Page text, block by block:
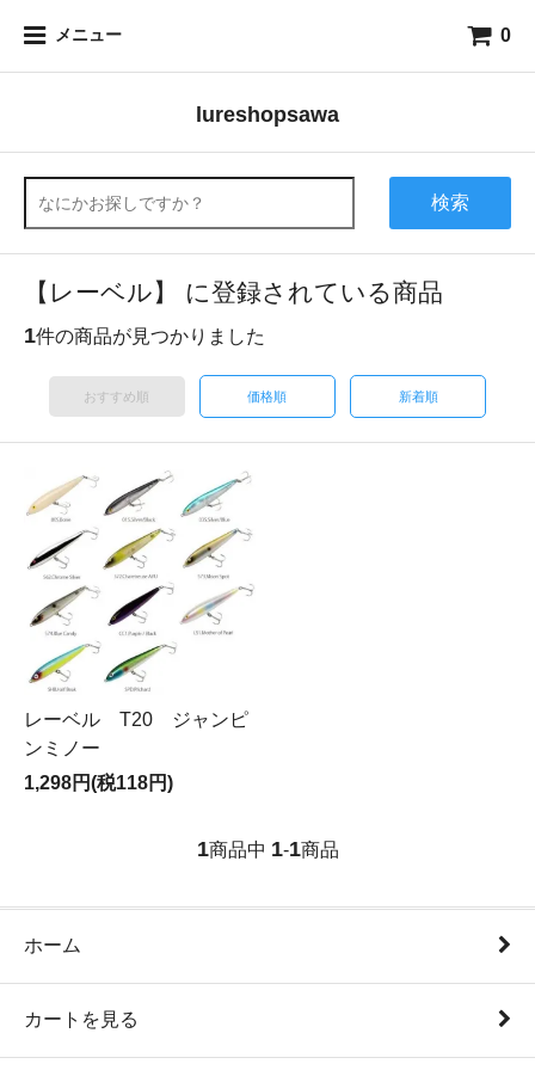
メニュー 0
lureshopsawa
検索
【レーベル】 に登録されている商品
1件の商品が見つかりました
おすすめ順 価格順 新着順
レーベル T20 ジャンピ
ンミノー
1,298円(税118円)
1商品中 1-1商品
ホーム
カートを見る